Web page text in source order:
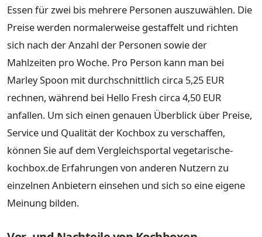
Essen für zwei bis mehrere Personen auszuwählen. Die
Preise werden normalerweise gestaffelt und richten
sich nach der Anzahl der Personen sowie der
Mahlzeiten pro Woche. Pro Person kann man bei
Marley Spoon mit durchschnittlich circa 5,25 EUR
rechnen, während bei Hello Fresh circa 4,50 EUR
anfallen. Um sich einen genauen Überblick über Preise,
Service und Qualität der Kochbox zu verschaffen,
können Sie auf dem Vergleichsportal vegetarische-
kochbox.de Erfahrungen von anderen Nutzern zu
einzelnen Anbietern einsehen und sich so eine eigene
Meinung bilden.